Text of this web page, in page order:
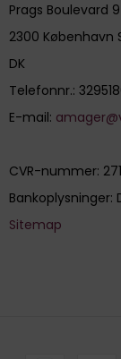
Prags Boulevard
2300 København
DK
Telefonnr.:
E-mail:
CVR-nummer:
Bankoplysninger:
Sitemap